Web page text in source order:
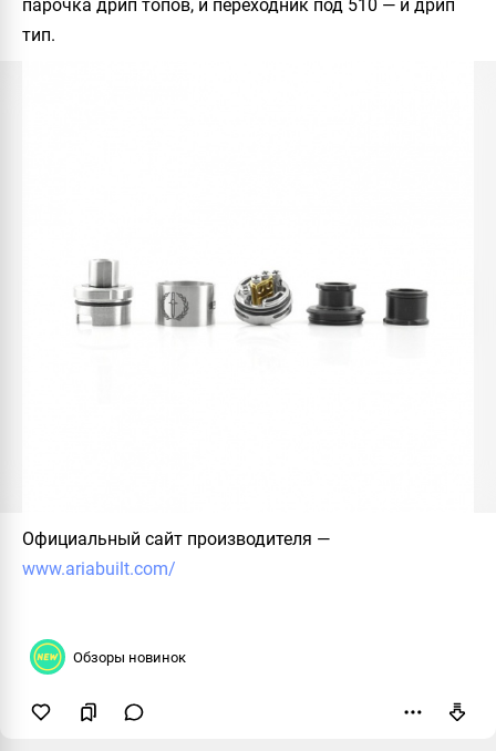
парочка дрип топов, и переходник под 510 — й дрип
тип.
Официальный сайт производителя —
www.ariabuilt.com/
Обзоры новинок